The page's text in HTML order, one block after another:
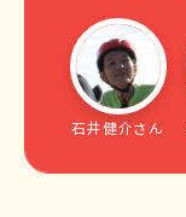
石井健介さん